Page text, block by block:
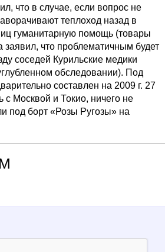
что в случае, если вопрос не
теплоход назад в
гуманитарную помощь (товары
что проблематичным будет
соседей Курильские медики
обследовании). Под
составлен на 2009 г. 27
с Москвой и Токио, ничего не
под борт «Розы Ругозы» на